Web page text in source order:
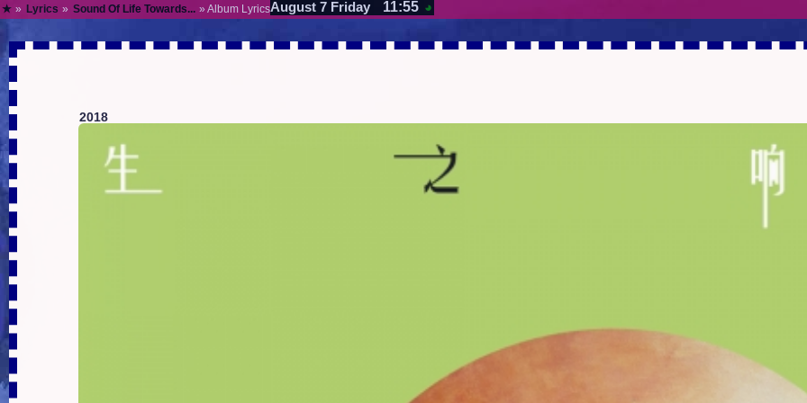
★ » Lyrics » Sound Of Life Towards... » Album LyricsAugust 7 Friday 11:55 ◕
2018